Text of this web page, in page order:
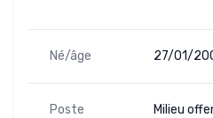
Né/âge 27/01/
Poste Milieu